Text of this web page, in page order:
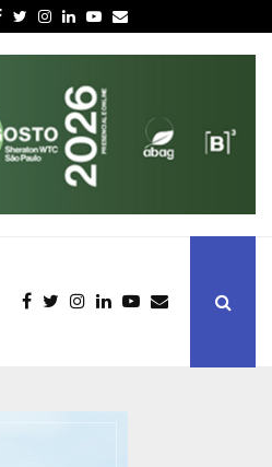
Facebook
Twitter
Instagram
LinkedinYoutube
Email